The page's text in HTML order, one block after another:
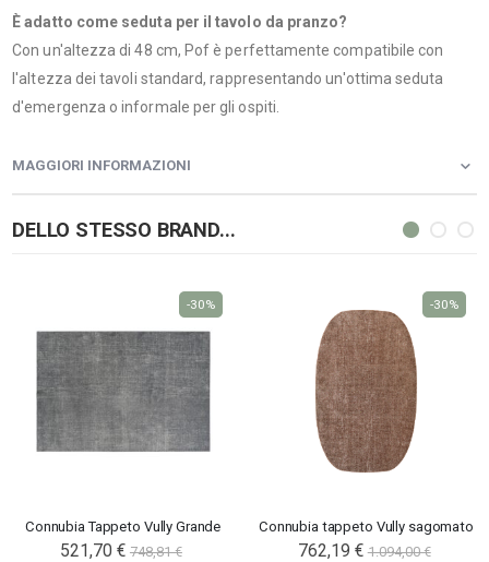
È adatto come seduta per il tavolo da pranzo?
Con un'altezza di 48 cm, Pof è perfettamente compatibile con
l'altezza dei tavoli standard, rappresentando un'ottima seduta
d'emergenza o informale per gli ospiti.
MAGGIORI INFORMAZIONI
DELLO STESSO BRAND...
Connubia Tappeto Vully Grande
521,70 € 748,81 €
-30%
Connubia tappeto Vully sagomato
762,19 € 1.094,00 €
-30%